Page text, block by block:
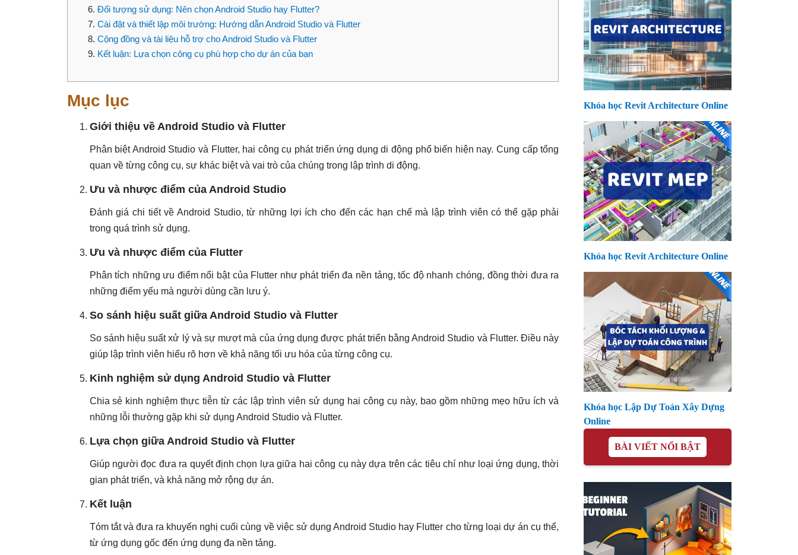
Đối tượng sử dụng: Nên chọn Android Studio hay Flutter?
Cài đặt và thiết lập môi trường: Hướng dẫn Android Studio và Flutter
Cộng đồng và tài liệu hỗ trợ cho Android Studio và Flutter
Kết luận: Lựa chọn công cụ phù hợp cho dự án của bạn
Mục lục
Giới thiệu về Android Studio và Flutter
Phân biệt Android Studio và Flutter, hai công cụ phát triển ứng dụng di động phổ biến hiện nay. Cung cấp tổng
quan về từng công cụ, sự khác biệt và vai trò của chúng trong lập trình di động.
Ưu và nhược điểm của Android Studio
Đánh giá chi tiết về Android Studio, từ những lợi ích cho đến các hạn chế mà lập trình viên có thể gặp phải
trong quá trình sử dụng.
Ưu và nhược điểm của Flutter
Phân tích những ưu điểm nổi bật của Flutter như phát triển đa nền tảng, tốc độ nhanh chóng, đồng thời đưa ra
những điểm yếu mà người dùng cần lưu ý.
So sánh hiệu suất giữa Android Studio và Flutter
So sánh hiệu suất xử lý và sự mượt mà của ứng dụng được phát triển bằng Android Studio và Flutter. Điều này
giúp lập trình viên hiểu rõ hơn về khả năng tối ưu hóa của từng công cụ.
Kinh nghiệm sử dụng Android Studio và Flutter
Chia sẻ kinh nghiệm thực tiễn từ các lập trình viên sử dụng hai công cụ này, bao gồm những mẹo hữu ích và
những lỗi thường gặp khi sử dụng Android Studio và Flutter.
Lựa chọn giữa Android Studio và Flutter
Giúp người đọc đưa ra quyết định chọn lựa giữa hai công cụ này dựa trên các tiêu chí như loại ứng dụng, thời
gian phát triển, và khả năng mở rộng dự án.
Kết luận
Tóm tắt và đưa ra khuyến nghị cuối cùng về việc sử dụng Android Studio hay Flutter cho từng loại dự án cụ thể,
từ ứng dụng gốc đến ứng dụng đa nền tảng.
Khóa học Revit Architecture Online
Khóa học Revit Architecture Online
Khóa học Lập Dự Toán Xây Dựng
Online
BÀI VIẾT NỔI BẬT